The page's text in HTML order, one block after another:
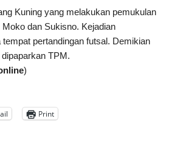
Kuning yang melakukan pemukulan
Moko dan Sukisno. Kejadian
tempat pertandingan futsal. Demikian
TPM.
)
Print